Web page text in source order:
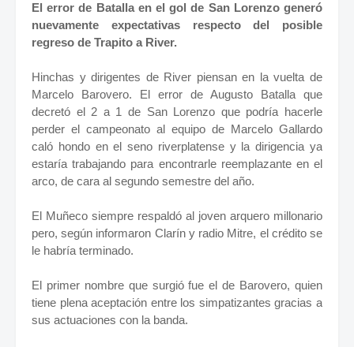
El error de Batalla en el gol de San Lorenzo generó
nuevamente expectativas respecto del posible
regreso de Trapito a River.
Hinchas y dirigentes de River piensan en la vuelta de
Marcelo Barovero. El error de Augusto Batalla que
decretó el 2 a 1 de San Lorenzo que podría hacerle
perder el campeonato al equipo de Marcelo Gallardo
caló hondo en el seno riverplatense y la dirigencia ya
estaría trabajando para encontrarle reemplazante en el
arco, de cara al segundo semestre del año.
El Muñeco siempre respaldó al joven arquero millonario
pero, según informaron Clarín y radio Mitre, el crédito se
le habría terminado.
El primer nombre que surgió fue el de Barovero, quien
tiene plena aceptación entre los simpatizantes gracias a
sus actuaciones con la banda.